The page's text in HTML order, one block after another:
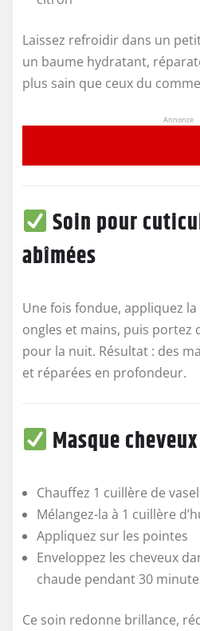
Laissez refroidir dans un
un baume hydratant,
plus sain que ceux du
Annonce
Soin pour
abîmées
Une fois fondue, appliquez
ongles et mains, puis portez
pour la nuit. Résultat : des
et réparées en profondeur.
Masque
Chauffez 1 cuillère de
Mélangez-la à 1 cuillère
Appliquez sur les pointes
Enveloppez les cheveux
chaude pendant 30
Ce soin redonne brillance,